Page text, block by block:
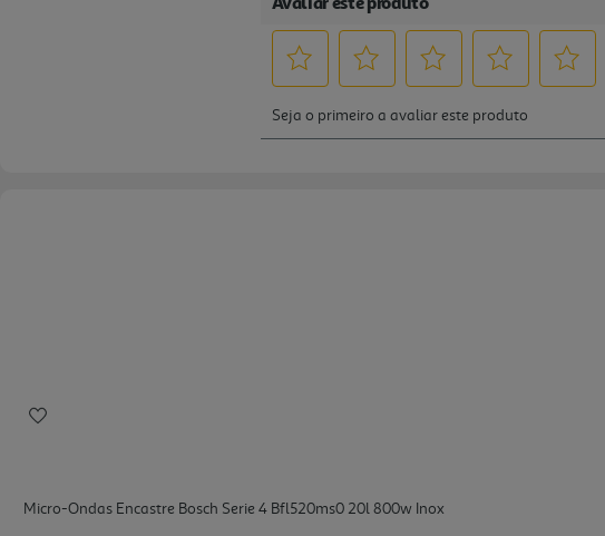
Micro-Ondas Encastre Bosch Serie 4 Bfl520ms0 20l 800w Inox